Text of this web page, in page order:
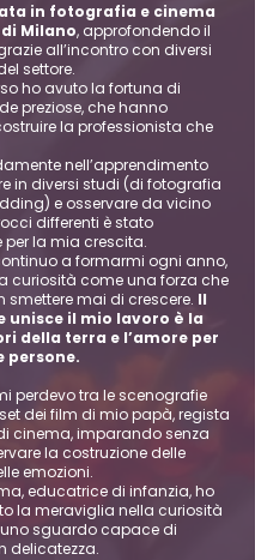
in fotografia e cinema
di Milano, approfondendo il
all’incontro con diversi
settore.
ho avuto la fortuna di
preziose, che hanno
la professionista che
nell’apprendimento
in diversi studi (di fotografia
e osservare da vicino
differenti è stato
la mia crescita.
a formarmi ogni anno,
curiosità come una forza che
smettere mai di crescere. Il
unisce il mio lavoro è la
della terra e l’amore per
persone.
perdevo tra le scenografie
dei film di mio papà, regista
cinema, imparando senza
la costruzione delle
emozioni.
educatrice di infanzia, ho
la meraviglia nella curiosità
sguardo capace di
delicatezza.